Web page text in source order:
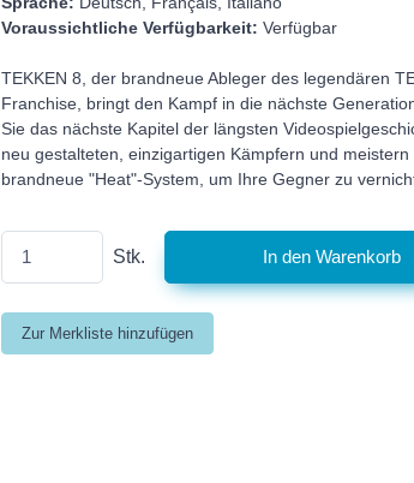
Voraussichtliche Verfügbarkeit: Verfügbar
TEKKEN 8, der brandneue Ableger des legendären
Franchise, bringt den Kampf in die nächste
Sie das nächste Kapitel der längsten
neu gestalteten, einzigartigen Kämpfern und meistern
brandneue "Heat"-System, um Ihre Gegner zu
Stk.